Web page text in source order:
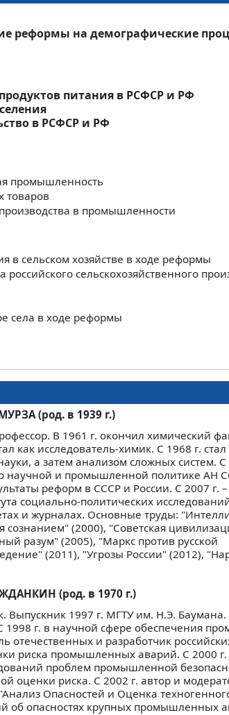
реформы на демографические
питания в РСФСР и РФ
в РСФСР и РФ
промышленность
товаров
в промышленности
в сельском хозяйстве в ходе реформы
сельскохозяйственного
села в ходе реформы
(род. в 1939 г.)
В 1961 г. окончил химический
как исследователь-химик. С 1968 г. стал
а затем анализом сложных систем. С
научной и промышленной политике АН
реформ в СССР и России. С 2007 г.
социально-политических
и журналах. Основные труды:
(2000), "Советская
разум" (2005), "Маркс против русской
(2011), "Угрозы России" (2012),
(род. в 1970 г.)
Выпускник 1997 г. МГТУ им. Н.Э. Баумана.
1998 г. в научной сфере обеспечения
отечественных и разработчик
риска промышленных аварий. С 2000
проблем промышленной
оценки риска. С 2002 г. автор и
Опасностей и Оценка
об опасностях крупных промышленных